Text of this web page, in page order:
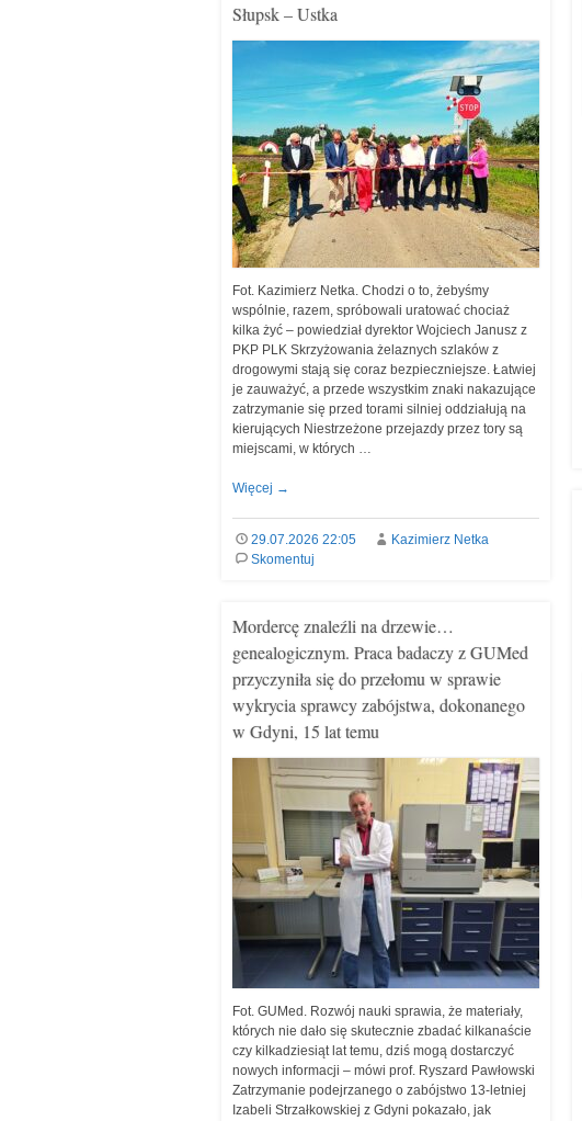
Słupsk – Ustka
Fot. Kazimierz Netka. Chodzi o to, żebyśmy
wspólnie, razem, spróbowali uratować chociaż
kilka żyć – powiedział dyrektor Wojciech Janusz z
PKP PLK Skrzyżowania żelaznych szlaków z
drogowymi stają się coraz bezpieczniejsze. Łatwiej
je zauważyć, a przede wszystkim znaki nakazujące
zatrzymanie się przed torami silniej oddziałują na
kierujących Niestrzeżone przejazdy przez tory są
miejscami, w których …
Więcej →
29.07.2026 22:05
Kazimierz Netka
Skomentuj
Mordercę znaleźli na drzewie…
genealogicznym. Praca badaczy z GUMed
przyczyniła się do przełomu w sprawie
wykrycia sprawcy zabójstwa, dokonanego
w Gdyni, 15 lat temu
Fot. GUMed. Rozwój nauki sprawia, że materiały,
których nie dało się skutecznie zbadać kilkanaście
czy kilkadziesiąt lat temu, dziś mogą dostarczyć
nowych informacji – mówi prof. Ryszard Pawłowski
Zatrzymanie podejrzanego o zabójstwo 13-letniej
Izabeli Strzałkowskiej z Gdyni pokazało, jak